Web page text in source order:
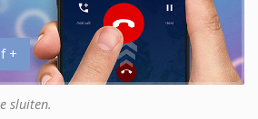
+
sluiten.